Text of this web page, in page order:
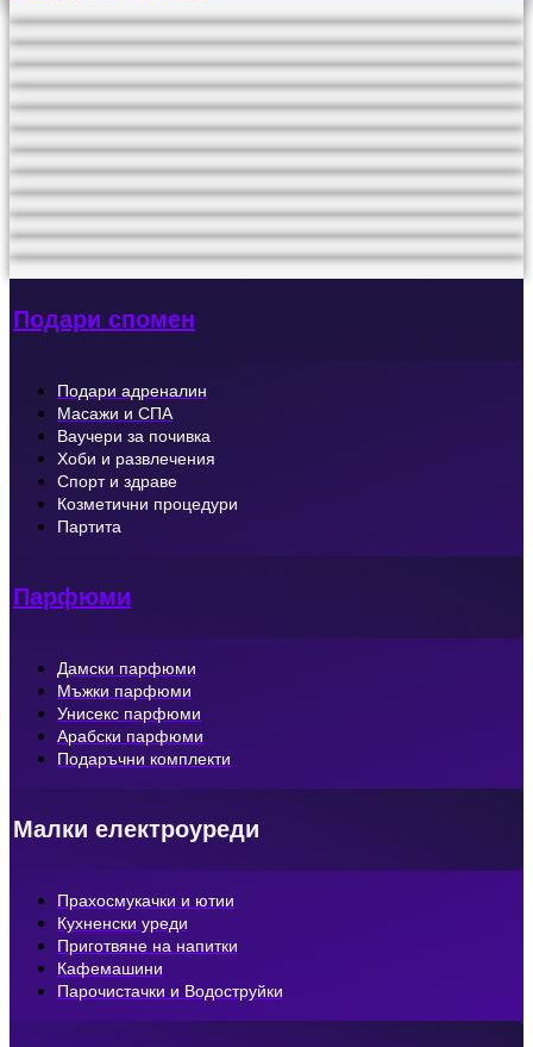
Подари спомен
Подари адреналин
Масажи и СПА
Ваучери за почивка
Хоби и развлечения
Спорт и здраве
Козметични процедури
Партита
Парфюми
Дамски парфюми
Мъжки парфюми
Унисекс парфюми
Арабски парфюми
Подаръчни комплекти
Малки електроуреди
Прахосмукачки и ютии
Кухненски уреди
Приготвяне на напитки
Кафемашини
Парочистачки и Водоструйки